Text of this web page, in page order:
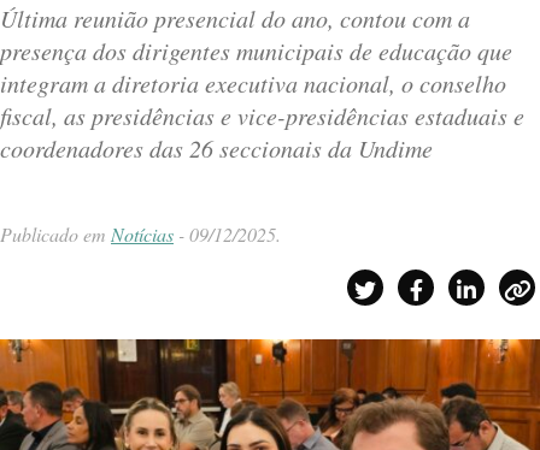
Última reunião presencial do ano, contou com a
presença dos dirigentes municipais de educação que
integram a diretoria executiva nacional, o conselho
fiscal, as presidências e vice-presidências estaduais e
coordenadores das 26 seccionais da Undime
Publicado em Notícias -09/12/2025.